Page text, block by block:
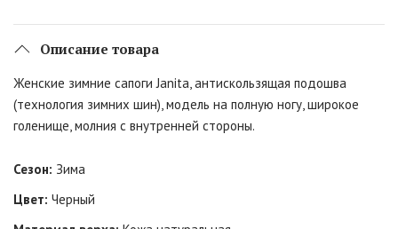
Описание товара
Женские зимние сапоги Janita, антискользящая подошва
(технология зимних шин), модель на полную ногу, широкое
голенище, молния с внутренней стороны.
Сезон: Зима
Цвет: Черный